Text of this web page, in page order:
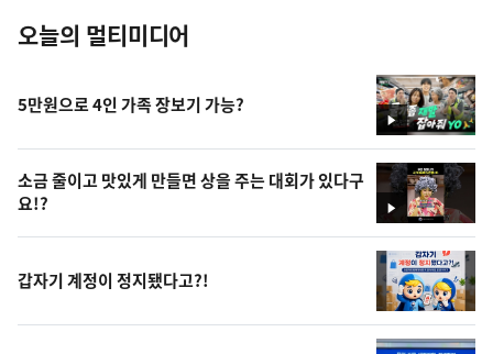
오늘의 멀티미디어
영
상
5만원으로 4인 가족 장보기 가능?
영
상
소금 줄이고 맛있게 만들면 상을 주는 대회가 있다구
요!?
갑자기 계정이 정지됐다고?!